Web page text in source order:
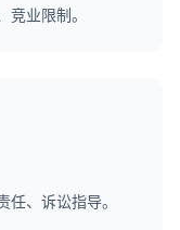
业限制。
、诉讼指导。